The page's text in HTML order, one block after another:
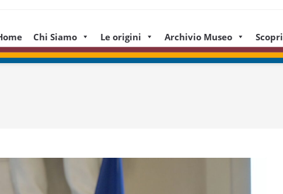
Chi Siamo Le origini Archivio Museo Scopri